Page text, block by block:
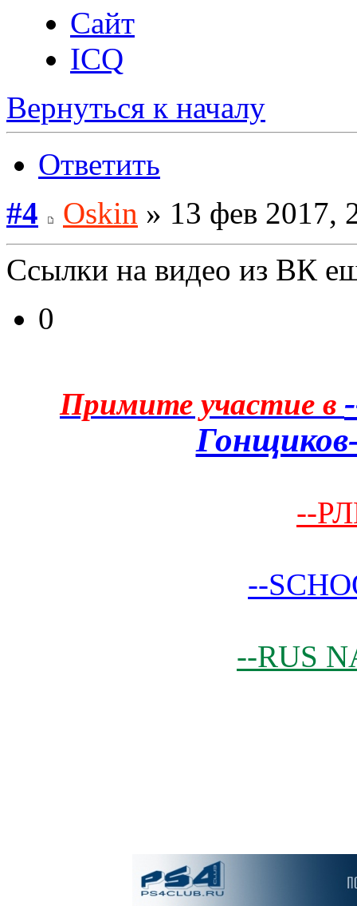
Сайт
ICQ
Вернуться к началу
Ответить
#4
Oskin » 13 фев 2017,
Ссылки на видео из ВК
0
Примите участие в
--
--
--RUS